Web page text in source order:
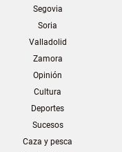
Segovia
Soria
Valladolid
Zamora
Opinión
Cultura
Deportes
Sucesos
Caza y pesca